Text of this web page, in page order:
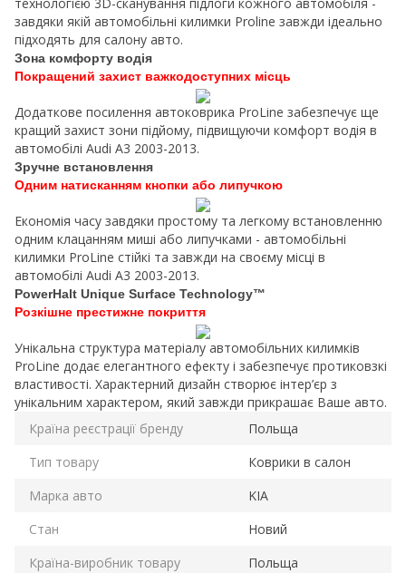
технологією 3D-сканування підлоги кожного автомобіля -
завдяки якій автомобільні килимки Proline завжди ідеально
підходять для салону авто.
Зона комфорту водія
Покращений захист важкодоступних місць
Додаткове посилення автоковрика ProLine забезпечує ще
кращий захист зони підйому, підвищуючи комфорт водія в
автомобілі Audi A3 2003-2013.
Зручне встановлення
Одним натисканням кнопки або липучкою
Економія часу завдяки простому та легкому встановленню
одним клацанням миші або липучками - автомобільні
килимки ProLine стійкі та завжди на своєму місці в
автомобілі Audi A3 2003-2013.
PowerHalt Unique Surface Technology™
Розкішне престижне покриття
Унікальна структура матеріалу автомобільних килимків
ProLine додає елегантного ефекту і забезпечує протиковзкі
властивості. Характерний дизайн створює інтер’єр з
унікальним характером, який завжди прикрашає Ваше авто.
Країна реєстрації бренду
Польща
Тип товару
Коврики в салон
Марка авто
KIA
Стан
Новий
Країна-виробник товару
Польща